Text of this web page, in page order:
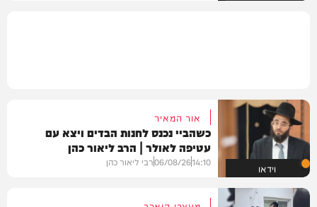
וידאו
אור המאיר
כשהביי נכנס לחנות הבדים ויצא עם
עטיפה לאולר | הרב ליאור כהן
14:10
06/08/26רבי ליאור כהן